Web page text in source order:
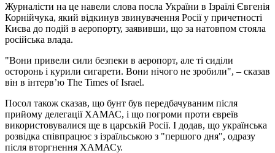
Журналісти на це навели слова посла України в Ізраїлі Євгенія
Корнійчука, який відкинув звинувачення Росії у причетності
Києва до подій в аеропорту, заявивши, що за натовпом стояла
російська влада.
"Вони привели сили безпеки в аеропорт, але ті сиділи
осторонь і курили сигарети. Вони нічого не зробили", – сказав
він в інтерв’ю The Times of Israel.
Посол також сказав, що бунт був передбачуваним після
прийому делегації ХАМАС, і що погроми проти євреїв
використовувалися ще в царській Росії. І додав, що українська
розвідка співпрацює з ізраїльською з "першого дня", одразу
після вторгнення ХАМАСу.